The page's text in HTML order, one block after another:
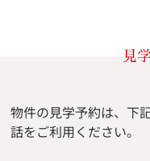
見
物件の見学予約は、下
話をご利用ください。